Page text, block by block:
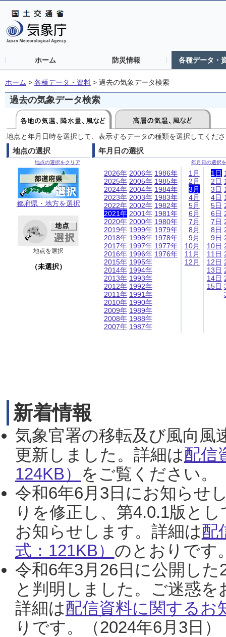
ホーム 防災情報 各種データ・
ホーム > 各種データ・資料 > 過去の気象データ検索
過去の気象データ検索
地点と年月日時を選択して、表示するデータの種類を選択してくだ
地点の選択
地点の選択をクリア
都府県・地方を選択
地点を選択
（未選択）
年月日の選択
年月日の選択
2026年
2025年
2024年
2023年
2022年
2021年
2020年
2019年
2018年
2017年
2016年
2015年
2014年
2013年
2012年
2011年
2010年
2009年
2008年
2007年
2006年
2005年
2004年
2003年
2002年
2001年
2000年
1999年
1998年
1997年
1996年
1995年
1994年
1993年
1992年
1991年
1990年
1989年
1988年
1987年
1986年
1985年
1984年
1983年
1982年
1981年
1980年
1979年
1978年
1977年
1976年
1月
2月
3月
4月
5月
6月
7月
8月
9月
10月
11月
12月
1日
2日
3日
4日
5日
6日
7日
8日
9日
10日
11日
12日
13日
14日
15日
新着情報
気象官署の移転及び風向風
更新しました。詳細は配信
124KB） をご覧ください。
令和6年6月3日にお知らせ
りを修正し、第4.0.1版と
お知らせします。詳細は配
式：121KB） のとおりです
令和6年3月26日に公開し
と判明しました。ご迷惑
詳細は配信資料に関するお
りです。（2024年6月3日）